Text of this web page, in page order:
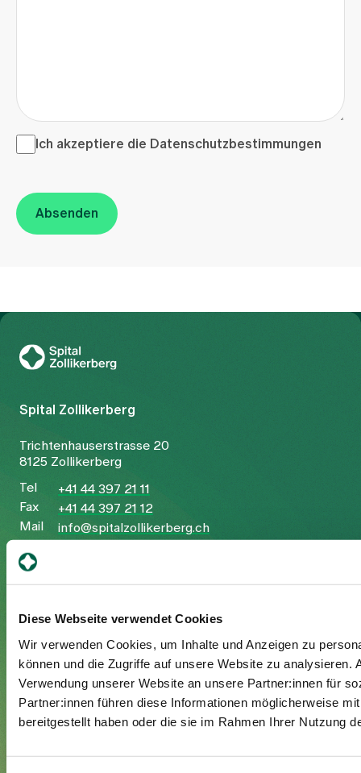
Diese Webseite verwendet Cookies
Wir verwenden Cookies, um Inhalte und Anzeigen zu
können und die Zugriffe auf unsere Website zu
Verwendung unserer Website an unsere Partner:innen für
Partner:innen führen diese Informationen möglicherweise
bereitgestellt haben oder die sie im Rahmen Ihrer Nutzung
Ich akzeptiere die <a href="/de/datenschutzerklaerung"
Ich akzeptiere die Datenschutzbestimmungen
Absenden
Ihr Aufenthalt
Eintritt
Zusatzversicherte
Spital Zollikerberg
Trichtenhauserstrasse 20
8125 Zollikerberg
Tel
+41 44 397 21 11
Fax
+41 44 397 21 12
Mail
info@spitalzollikerberg.ch